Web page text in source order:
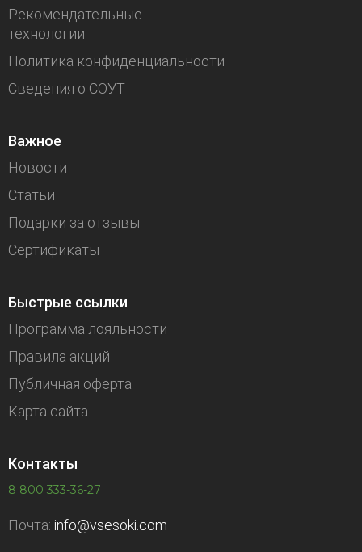
Рекомендательные
технологии
Политика конфиденциальности
Сведения о СОУТ
Важное
Новости
Статьи
Подарки за отзывы
Сертификаты
Быстрые ссылки
Программа лояльности
Правила акций
Публичная оферта
Карта сайта
Контакты
8 800 333-36-27
Почта: info@vsesoki.com